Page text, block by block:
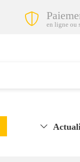
en ligne ou